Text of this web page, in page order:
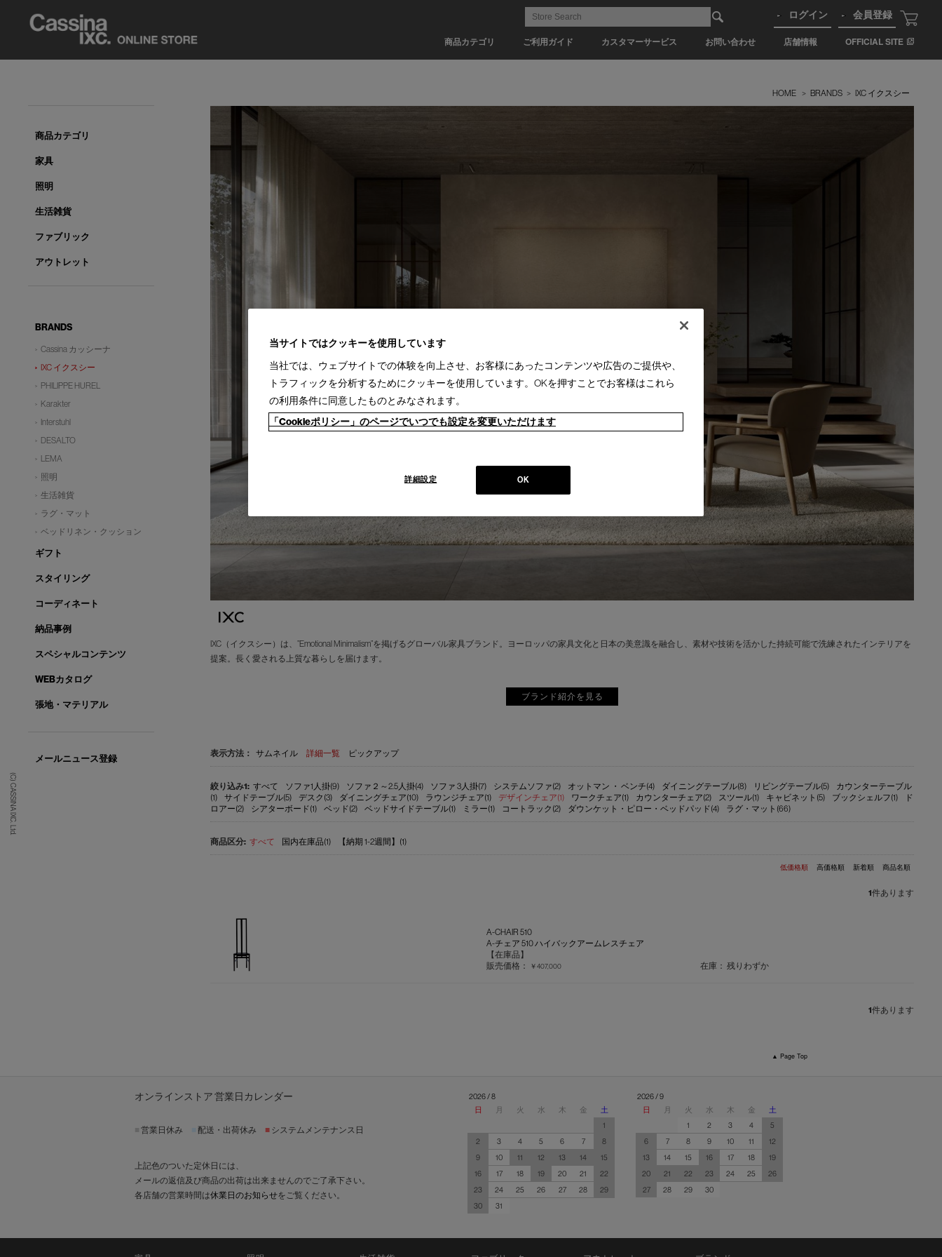
商品カテゴリ ご利用ガイド カスタマーサービス お問い合わせ 店舗情報 OFFICIAL SITE
ログイン 会員登録
(C) CASSINA IXC. Ltd.
HOME > BRANDS > IXC イクスシー
IXC（イクスシー）は、”Emotional Minimalism”を掲げるグローバル家具ブランド。ヨーロッパの家具文化と日本の美意識を融合し、素材や技術を活かした持続可能で洗練されたインテリアを
提案。長く愛される上質な暮らしを届けます。
ブランド紹介を見る
表示方法： サムネイル 詳細一覧 ピックアップ
すべて ソファ1人掛(9) ソファ２～2.5人掛(4) ソファ 3人掛(7) システムソファ(2) オットマン ・ ベンチ(4) ダイニングテーブル(8) リビングテーブル(5)
カウンターテーブル
(1)
サイドテーブル(5) デスク(3) ダイニングチェア(10) ラウンジチェア(1) デザインチェア(1) ワークチェア(1) カウンターチェア(2) スツール(1) キャビネット(5) ブックシェルフ(1)
ド
ロアー(2)
シアターボード(1) ベッド(2) ベッドサイドテーブル(1) ミラー(1) コートラック(2) ダウンケット・ピロー・ベッドパッド(4) ラグ・マット(66)
すべて 国内在庫品(1) 【納期 1-2週間】(1)
低価格順 高価格順 新着順 商品名順
1件あります
A-CHAIR 510
A-チェア 510 ハイバックアームレスチェア
【在庫品】
販売価格：
￥407,000 在庫： 残りわずか
1件あります
商品カテゴリ
家具
照明
生活雑貨
ファブリック
アウトレット
BRANDS
Cassina カッシーナ
IXC イクスシー
PHILIPPE HUREL
Karakter
Interstuhl
DESALTO
LEMA
照明
生活雑貨
ラグ・マット
ベッドリネン・クッション
ギフト
スタイリング
コーディネート
納品事例
スペシャルコンテンツ
WEBカタログ
張地・マテリアル
メールニュース登録
▲ Page Top
オンラインストア 営業日カレンダー
営業日休み 配送・出荷休み ■ システムメンテナンス日
上記色のついた定休日には、
メールの返信及び商品の出荷は出来ませんのでご了承下さい。
各店舗の営業時間は休業日のお知らせをご覧ください。
2026 / 8
日
月 火 水 木 金
土
1
2
3 4 5 6 7
8
9
10 11 12 13 14
15
16
17 18 19 20 21
22
23
24 25 26 27 28
29
30
31
2026 / 9
日
月 火 水 木 金
土
1
2 3 4
5
6
7 8 9 10 11
12
13
14 15 16 17 18
19
20
21 22 23 24 25
26
27
28 29 30
当サイトではクッキーを使用しています
当社では、ウェブサイトでの体験を向上させ、お客様にあったコンテンツや広告のご提供や、
トラフィックを分析するためにクッキーを使用しています。OKを押すことでお客様はこれら
の利用条件に同意したものとみなされます。
「Cookieポリシー」のページでいつでも設定を変更いただけます
OK
詳細設定